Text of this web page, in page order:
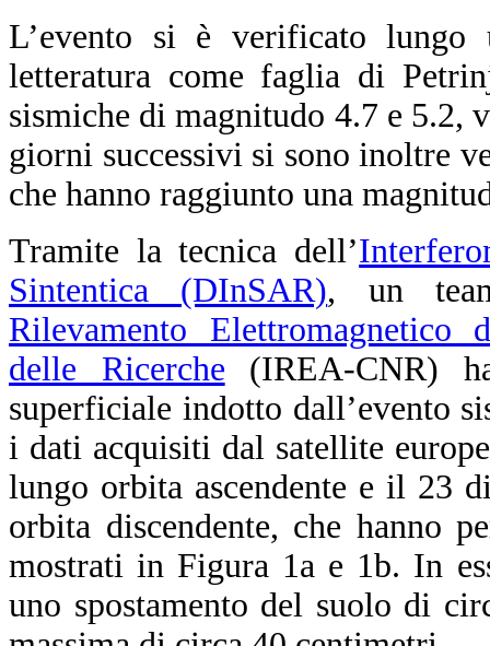
L’evento si è verificato lungo
letteratura come faglia di
sismiche di magnitudo 4.7 e 5.2,
giorni successivi si sono inoltre
che hanno raggiunto una
Tramite la tecnica dell’
Sintentica (DInSAR), un
Rilevamento Elettromagnetico
delle Ricerche (IREA-CNR)
superficiale indotto dall’evento
i dati acquisiti dal satellite
lungo orbita ascendente e il 23
orbita discendente, che hanno
mostrati in Figura 1a e 1b. In
uno spostamento del suolo di